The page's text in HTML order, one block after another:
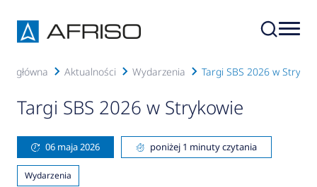
główna Aktualności Wydarzenia Targi SBS 2026 w
Targi SBS 2026 w Strykowie
06 maja 2026 poniżej 1 minuty czytania
Wydarzenia